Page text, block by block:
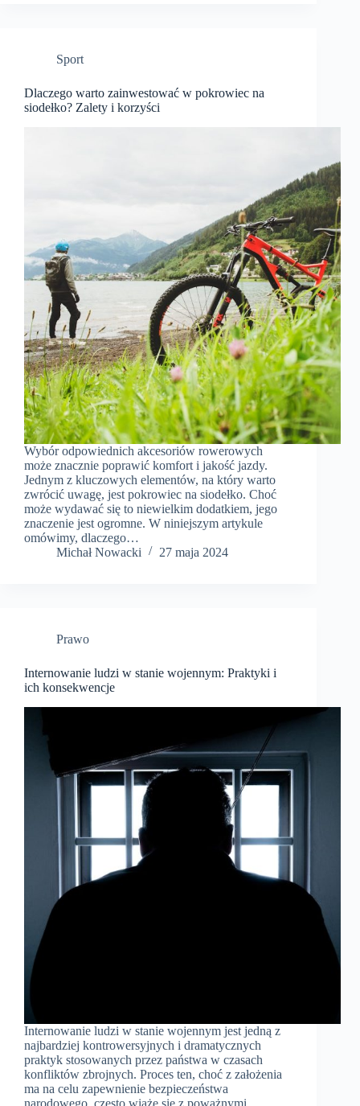
Sport
Dlaczego warto zainwestować w pokrowiec na
siodełko? Zalety i korzyści
Wybór odpowiednich akcesoriów rowerowych
może znacznie poprawić komfort i jakość jazdy.
Jednym z kluczowych elementów, na który warto
zwrócić uwagę, jest pokrowiec na siodełko. Choć
może wydawać się to niewielkim dodatkiem, jego
znaczenie jest ogromne. W niniejszym artykule
omówimy, dlaczego…
​Michał Nowacki
27 maja 2024
Prawo
Internowanie ludzi w stanie wojennym: Praktyki i
ich konsekwencje
Internowanie ludzi w stanie wojennym jest jedną z
najbardziej kontrowersyjnych i dramatycznych
praktyk stosowanych przez państwa w czasach
konfliktów zbrojnych. Proces ten, choć z założenia
ma na celu zapewnienie bezpieczeństwa
narodowego, często wiąże się z poważnymi